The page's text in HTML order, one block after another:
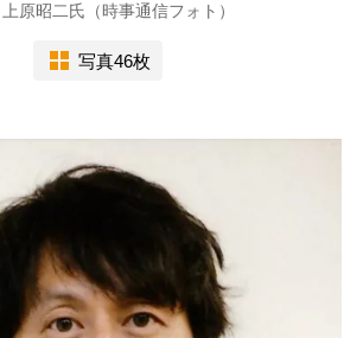
原昭二氏（時事通信フォト）
写真46枚